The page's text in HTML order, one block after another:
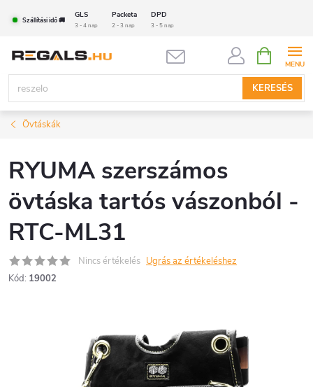
tartalomhoz
Szállítási idő 🚚
GLS Packeta DPD
3 - 4 nap 2 - 3 nap 3 - 5 nap
KERESÉS
KOSÁR
Övtáskák
RYUMA szerszámos
övtáska tartós vászonból -
RTC-ML31
Nincs értékelés Ugrás az értékeléshez
Kód: 19002